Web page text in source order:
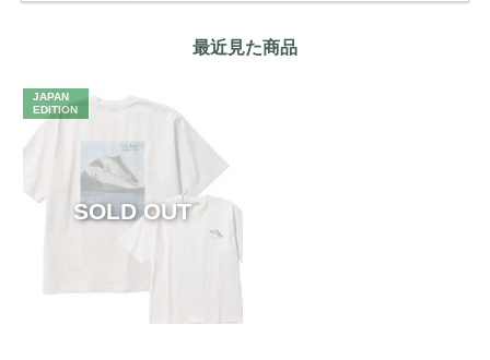
最近見た商品
JAPAN
EDITION